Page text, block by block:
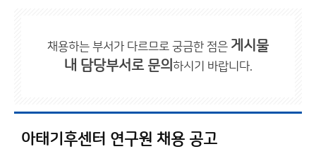
채용하는 부서가 다르므로 궁금한 점은 게시물
내 담당부서로 문의 하시기 바랍니다.
아태기후센터 연구원 채용 공고